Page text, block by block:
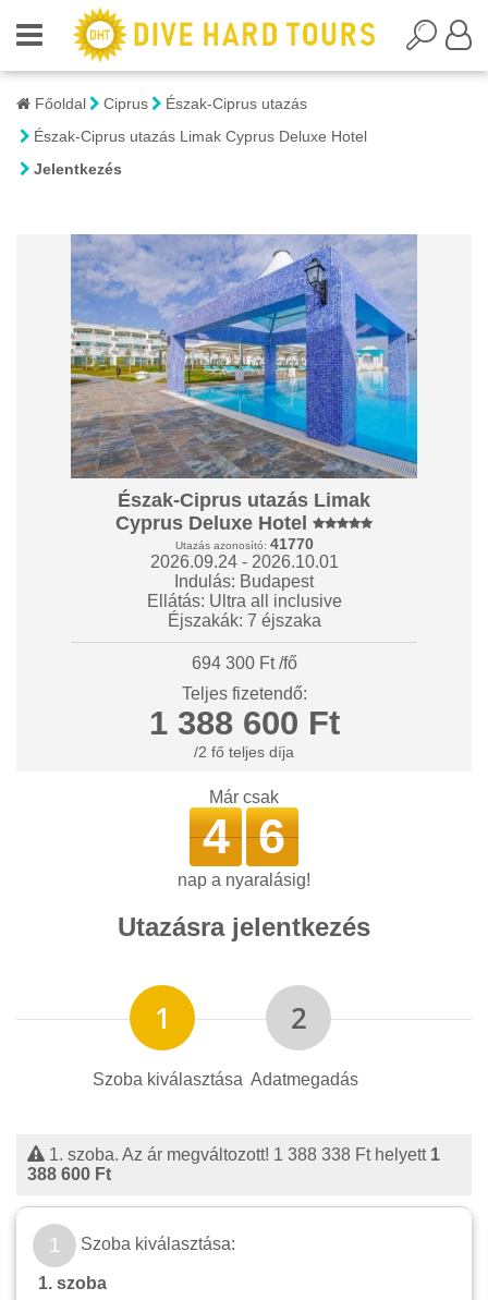
Főoldal Ciprus
Észak-Ciprus utazás
Észak-Ciprus utazás Limak Cyprus Deluxe Hotel
Jelentkezés
Már csak
4 6
nap a nyaralásig!
Utazásra jelentkezés
Szoba kiválasztása Adatmegadás
1. szoba. Az ár megváltozott! 1 388 338 Fthelyett 1
388 600 Ft
1 Szoba kiválasztása:
1. szoba
Észak-Ciprus utazás Limak
Cyprus Deluxe Hotel
Utazás azonosító: 41770
2026.09.24 - 2026.10.01
Indulás: Budapest
Ellátás: Ultra all inclusive
Éjszakák: 7 éjszaka
694 300 Ft /fő
Teljes fizetendő:
1 388 600 Ft
/2 fő teljes díja